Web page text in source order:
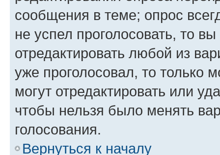
сообщения в теме; опрос
не успел проголосовать, то
отредактировать любой из
уже проголосовал, то только
могут отредактировать или
чтобы нельзя было менять
голосования.
Вернуться к началу